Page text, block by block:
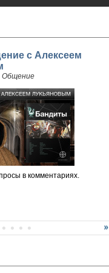
с Алексеем
Общение
в комментариях.